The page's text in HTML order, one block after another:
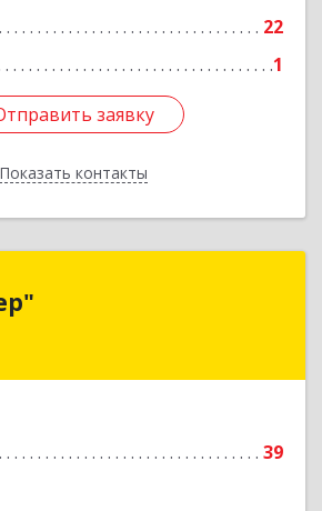
22
1
заявку
Показать контакты
заявку
Назад
39
обл, Астрахань г, Карла